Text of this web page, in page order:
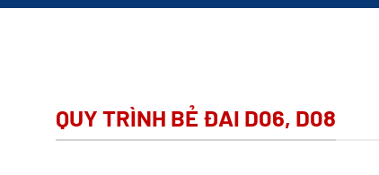
QUY TRÌNH BẺ ĐAI D06, D08